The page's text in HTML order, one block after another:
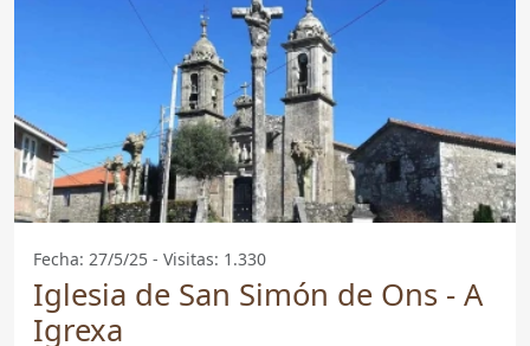
Fecha: 27/5/25 - Visitas: 1.330
Iglesia de San Simón de Ons - A
Igrexa